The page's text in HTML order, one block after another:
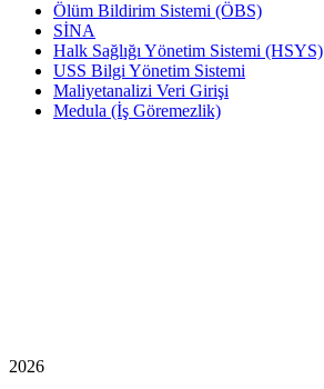
Ölüm Bildirim Sistemi (ÖBS)
SİNA
Halk Sağlığı Yönetim Sistemi (HSYS)
USS Bilgi Yönetim Sistemi
Maliyetanalizi Veri Girişi
Medula (İş Göremezlik)
2026